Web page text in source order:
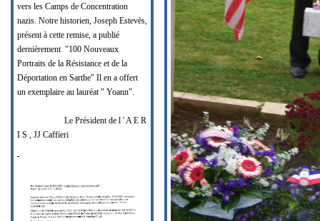
vers les Camps de Concentration
nazis. Notre historien, Joseph Estevès,
présent à cette remise, a publié
dernièrement "100 Nouveaux
Portraits de la Résistance et de la
Déportation en Sarthe" Il en a offert
un exemplaire au lauréat " Yoann".
Le Président de l ' A E R
I S , JJ Caffieri